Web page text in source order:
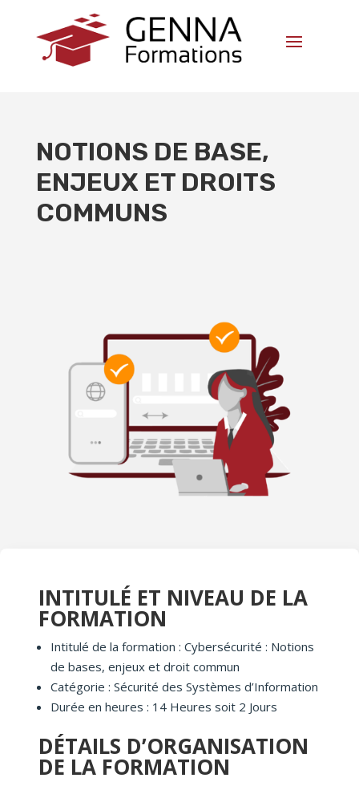
NOTIONS DE BASE,
ENJEUX ET DROITS
COMMUNS
INTITULÉ ET NIVEAU DE LA
FORMATION
Intitulé de la formation : Cybersécurité : Notions
de bases, enjeux et droit commun
Catégorie : Sécurité des Systèmes d’Information
Durée en heures : 14 Heures soit 2 Jours
DÉTAILS D’ORGANISATION
DE LA FORMATION